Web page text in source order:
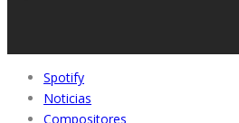
Spotify
Noticias
Compositores